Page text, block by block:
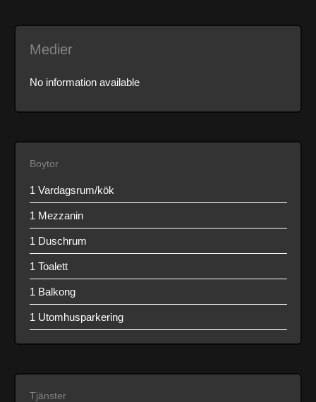
Medier
No information available
Boytor
1 Vardagsrum/kök
1 Mezzanin
1 Duschrum
1 Toalett
1 Balkong
1 Utomhusparkering
Tjänster